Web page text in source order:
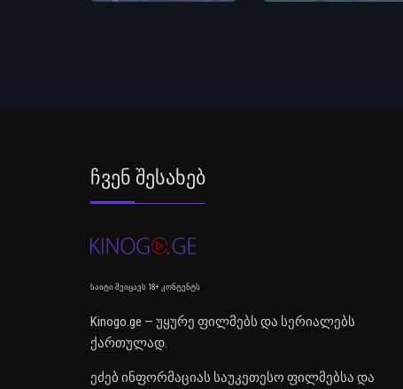
Ჩვენ Შესახებ
საიტი შეიცავს 18+ კონტენტს
Kinogo.ge — უყურე ფილმებს და სერიალებს
ქართულად.
ეძებ ინფორმაციას საუკეთესო ფილმებსა და